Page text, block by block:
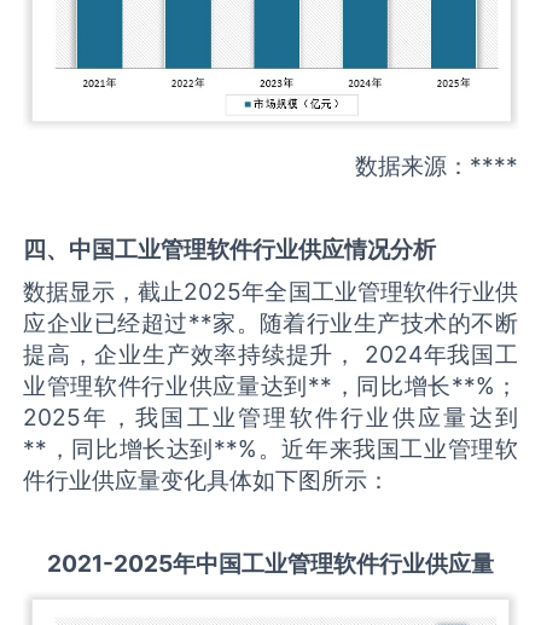
数据来源：****
四、中国工业管理软件行业供应情况分析
数据显示，截止2025年全国工业管理软件行业供
应企业已经超过**家。随着行业生产技术的不断
提高，企业生产效率持续提升， 2024年我国工
业管理软件行业供应量达到**，同比增长**%；
2025年，我国工业管理软件行业供应量达到
**，同比增长达到**%。近年来我国工业管理软
件行业供应量变化具体如下图所示：
2021-2025年中国工业管理软件行业供应量